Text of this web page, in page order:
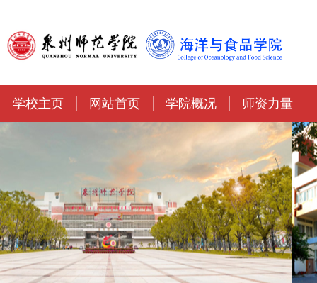
学校主页 网站首页 学院概况 师资力量